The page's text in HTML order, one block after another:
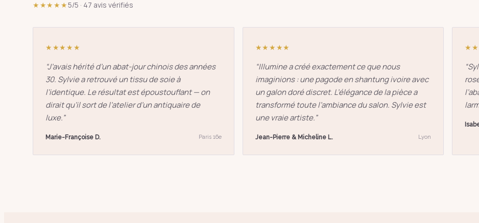
★★★★★5/5 · 47 avis vérifiés
★★★★★
“J’avais hérité d’un abat-jour chinois des années
30. Sylvie a retrouvé un tissu de soie à
l’identique. Le résultat est époustouflant — on
dirait qu’il sort de l’atelier d’un antiquaire de
luxe.”
Marie-Françoise D. Paris 16e
★★★★★
“Illumine a créé exactement ce que nous
imaginions : une pagode en shantung ivoire avec
un galon doré discret. L’élégance de la pièce a
transformé toute l’ambiance du salon. Sylvie est
une vraie artiste.”
Jean-Pierre & Micheline L. Lyon
“